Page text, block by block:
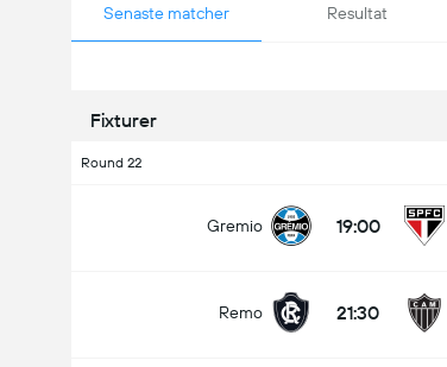
Senaste matcher Resultat
Fixturer
Round 22
Gremio 19:00
Remo 21:30